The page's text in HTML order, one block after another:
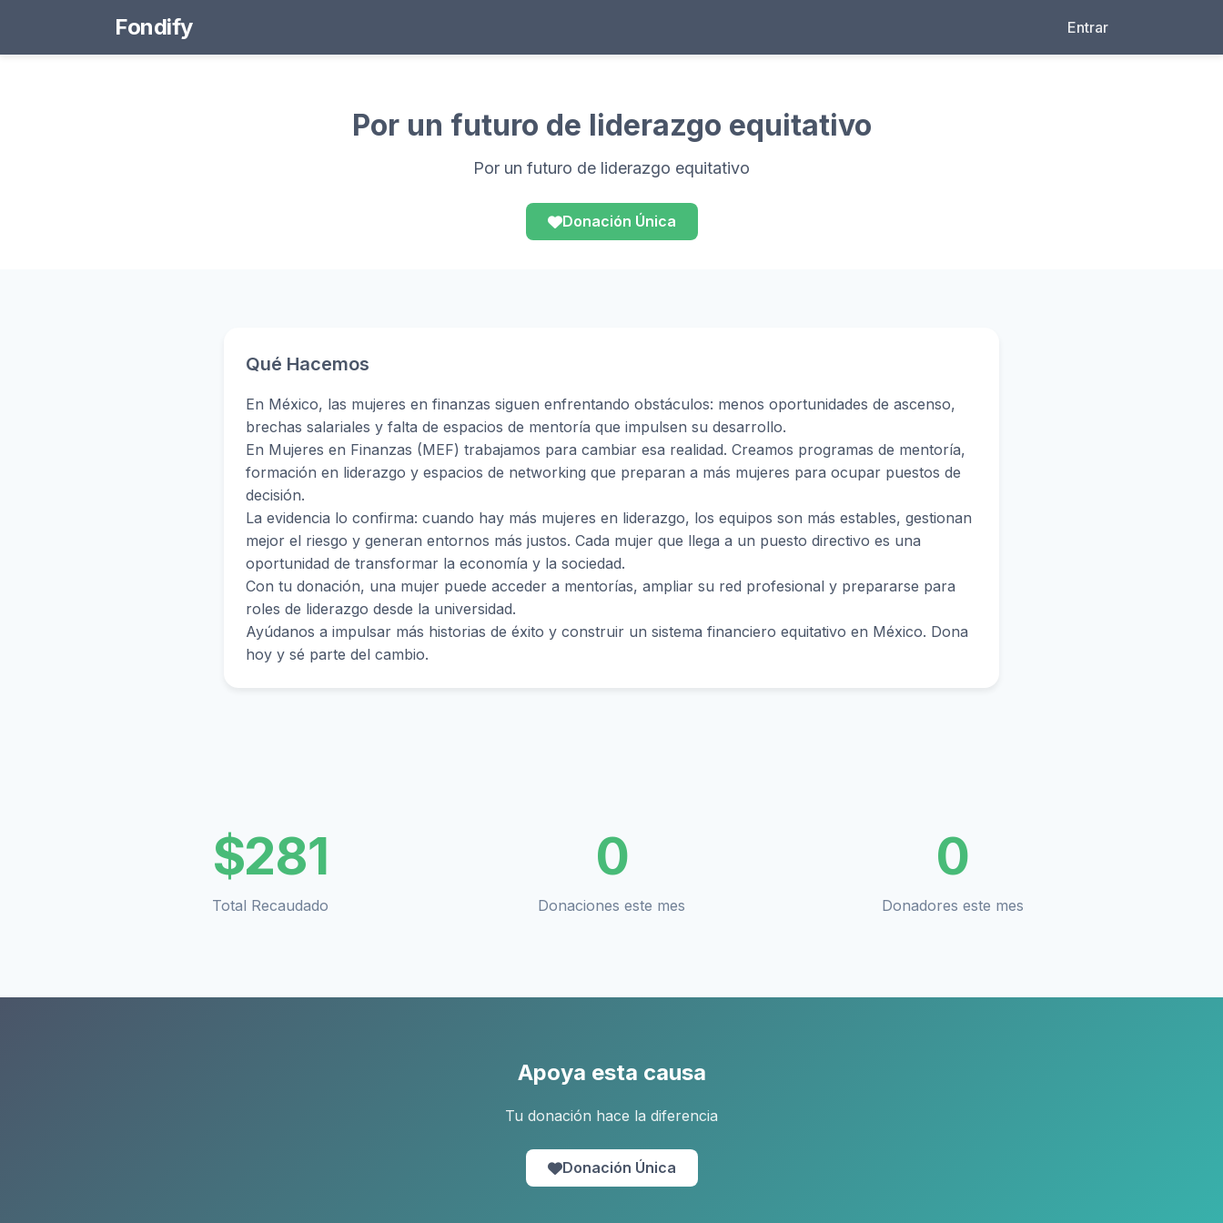
Fondify Entrar
Por un futuro de liderazgo equitativo
Por un futuro de liderazgo equitativo
Donación Única
Qué Hacemos
En México, las mujeres en finanzas siguen enfrentando obstáculos: menos oportunidades de ascenso,
brechas salariales y falta de espacios de mentoría que impulsen su desarrollo.
En Mujeres en Finanzas (MEF) trabajamos para cambiar esa realidad. Creamos programas de mentoría,
formación en liderazgo y espacios de networking que preparan a más mujeres para ocupar puestos de
decisión.
La evidencia lo confirma: cuando hay más mujeres en liderazgo, los equipos son más estables, gestionan
mejor el riesgo y generan entornos más justos. Cada mujer que llega a un puesto directivo es una
oportunidad de transformar la economía y la sociedad.
Con tu donación, una mujer puede acceder a mentorías, ampliar su red profesional y prepararse para
roles de liderazgo desde la universidad.
Ayúdanos a impulsar más historias de éxito y construir un sistema financiero equitativo en México. Dona
hoy y sé parte del cambio.
$281
Total Recaudado
0
Donaciones este mes
0
Donadores este mes
Apoya esta causa
Tu donación hace la diferencia
Donación Única